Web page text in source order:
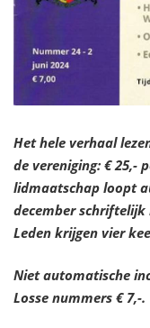
Het hele verhaal
de vereniging: € 25,-
lidmaatschap loopt
december schriftelijk
Leden krijgen vier
Niet automatische
Losse nummers € 7,-.